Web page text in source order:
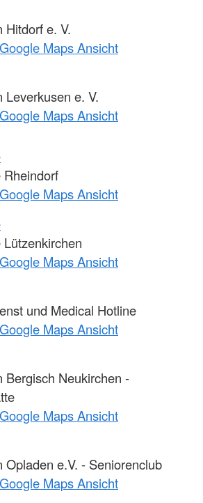
Hitdorf e. V.
Maps Ansicht
Leverkusen e. V.
Maps Ansicht
Rheindorf
Maps Ansicht
Maps Ansicht
und Medical Hotline
Maps Ansicht
Bergisch Neukirchen -
Maps Ansicht
Opladen e.V. - Seniorenclub
Maps Ansicht